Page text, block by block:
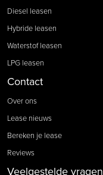
Diesel leasen
Hybride leasen
Waterstof leasen
LPG leasen
Contact
Over ons
Lease nieuws
Bereken je lease
Reviews
Veelgestelde vragen